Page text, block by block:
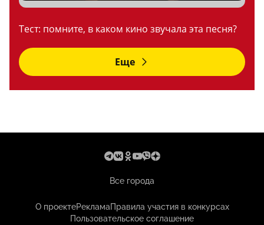
Тест: помните, в каком кино звучала эта песня?
Еще
Все города
О проектеРекламаПравила участия в конкурсах
Пользовательское соглашение